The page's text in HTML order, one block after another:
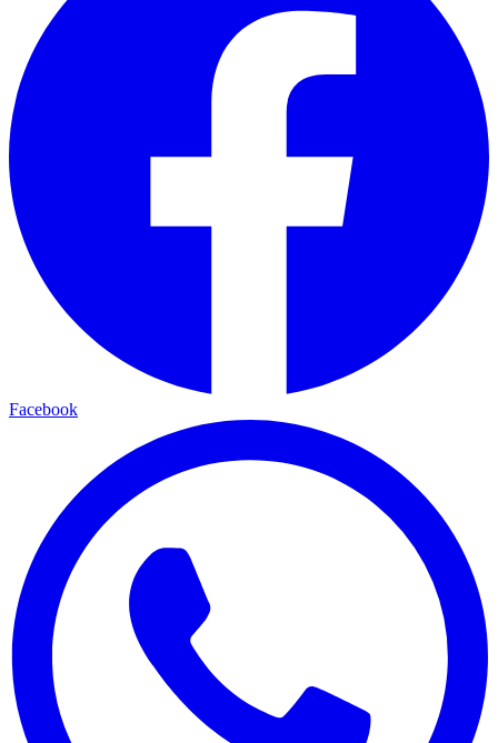
Facebook